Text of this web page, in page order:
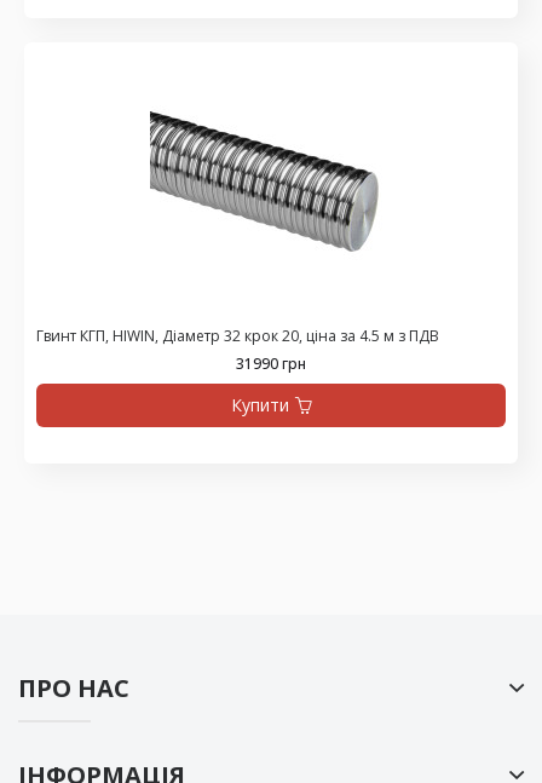
Гвинт КГП, HIWIN, Діаметр 32 крок 20, ціна за 4.5 м з ПДВ
31990 грн
Купити
ПРО НАС
ІНФОРМАЦІЯ